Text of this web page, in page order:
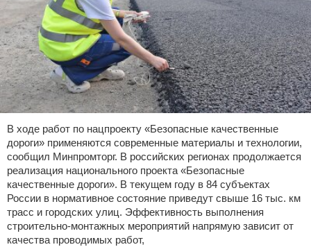
В ходе работ по нацпроекту «Безопасные качественные
дороги» применяются современные материалы и технологии,
сообщил Минпромторг. В российских регионах продолжается
реализация национального проекта «Безопасные
качественные дороги». В текущем году в 84 субъектах
России в нормативное состояние приведут свыше 16 тыс. км
трасс и городских улиц. Эффективность выполнения
строительно-монтажных мероприятий напрямую зависит от
качества проводимых работ,